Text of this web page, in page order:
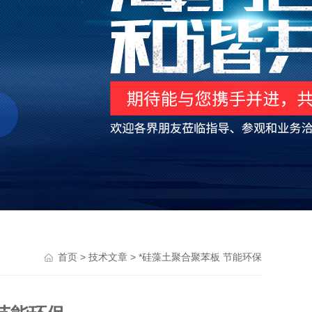
首页 > 技术文章 > *硅藻土聚合聚苯板 节能环保